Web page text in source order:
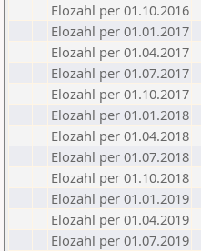
Elozahl per 01.10.2016
Elozahl per 01.01.2017
Elozahl per 01.04.2017
Elozahl per 01.07.2017
Elozahl per 01.10.2017
Elozahl per 01.01.2018
Elozahl per 01.04.2018
Elozahl per 01.07.2018
Elozahl per 01.10.2018
Elozahl per 01.01.2019
Elozahl per 01.04.2019
Elozahl per 01.07.2019